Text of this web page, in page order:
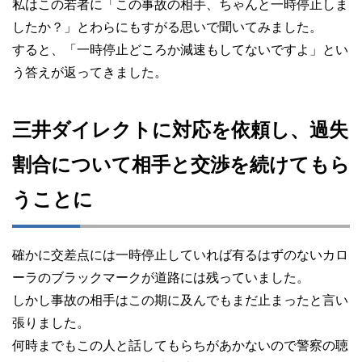
私はこの若者に「この事故の相手、ちゃんと一時停止しま
したか？」とわらにもすがる思いで聞いてみました。
すると、「一時停止どころか減速もしてないですよ」とい
う答えが返ってきました。
三井ダイレクトに対応を依頼し、過失
割合について相手と交渉を続けてもら
うことに
確かに交差点には一時停止していれば有るはずのないカロ
ーラのブラックマークが道路には残っていました。
しかし事故の相手はこの期に及んでもまだ止まったと言い
張りました。
何時までもこの人と話してもらちがあかないので警察の聴